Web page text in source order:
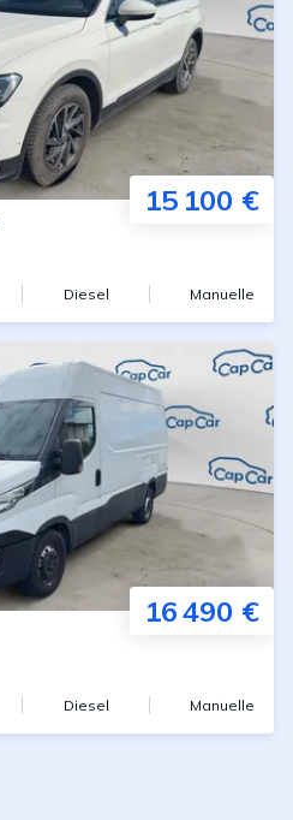
15 100 €
Diesel Manuelle
16 490 €
Diesel Manuelle